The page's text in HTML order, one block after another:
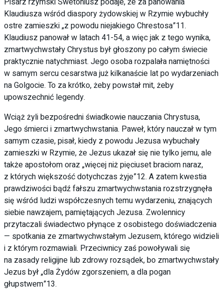
Klaudiusza wśród diaspory żydowskiej w Rzymie wybuchły
ostre zamieszki „z powodu niejakiego Chrestosa”11.
Klaudiusz panował w latach 41-54, a więc jak z tego wynika,
zmartwychwstały Chrystus był głoszony po całym świecie
praktycznie natychmiast. Jego osoba rozpalała namiętności
w samym sercu cesarstwa już kilkanaście lat po wydarzeniach
na Golgocie. To za krótko, żeby powstał mit, żeby
upowszechnić legendy.
Wciąż żyli bezpośredni świadkowie nauczania Chrystusa,
Jego śmierci i zmartwychwstania. Paweł, który nauczał w tym
samym czasie, pisał, kiedy z powodu Jezusa wybuchały
zamieszki w Rzymie, że Jezus ukazał się nie tylko jemu, ale
także apostołom oraz „więcej niż pięciuset braciom naraz,
z których większość dotychczas żyje”12. A zatem kwestia
prawdziwości bądź fałszu zmartwychwstania rozstrzygnęła
się wśród ludzi współczesnych temu wydarzeniu, znających
siebie nawzajem, pamiętających Jezusa. Zwolennicy
przytaczali świadectwo płynące z osobistego doświadczenia
— spotkania ze zmartwychwstałym Jezusem, którego widzieli
i z którym rozmawiali. Przeciwnicy zaś powoływali się
na zasady religijne lub zdrowy rozsądek, bo zmartwychwstały
Jezus był „dla Żydów zgorszeniem, a dla pogan
głupstwem”13.